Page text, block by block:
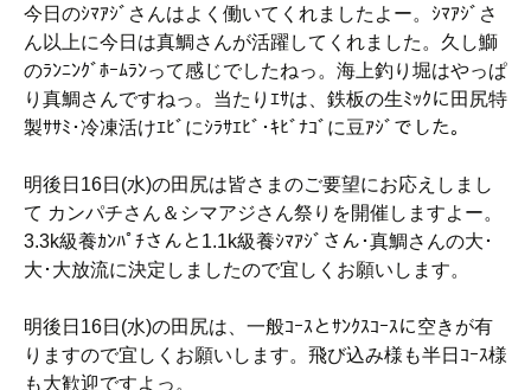
今日のｼﾏｱｼﾞさんはよく働いてくれましたよー。ｼﾏｱｼﾞさ
ん以上に今日は真鯛さんが活躍してくれました。久し鰤
のﾗﾝﾆﾝｸﾞﾎｰﾑﾗﾝって感じでしたねっ。海上釣り堀はやっぱ
り真鯛さんですねっ。当たりｴｻは、鉄板の生ﾐｯｸに田尻特
製ｻｻﾐ･冷凍活けｴﾋﾞにｼﾗｻｴﾋﾞ･ｷﾋﾞﾅｺﾞに豆ｱｼﾞでした。
明後日16日(水)の田尻は皆さまのご要望にお応えしまし
て カンパチさん＆シマアジさん祭りを開催しますよー。
3.3k級養ｶﾝﾊﾟﾁさんと1.1k級養ｼﾏｱｼﾞさん･真鯛さんの大･
大･大放流に決定しましたので宜しくお願いします。
明後日16日(水)の田尻は、一般ｺｰｽとｻﾝｸｽｺｰｽに空きが有
りますので宜しくお願いします。飛び込み様も半日ｺｰｽ様
も大歓迎ですよっ。